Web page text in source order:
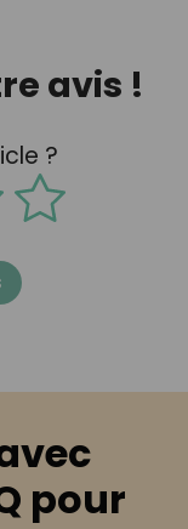
avis !
?
pour